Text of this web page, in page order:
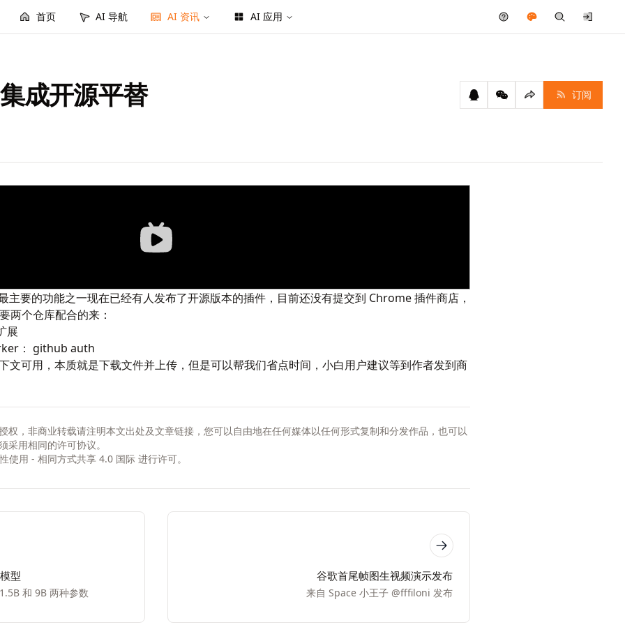
首页 AI 导航 AI 资讯 AI 应用
成开源平替 订阅
主要的功能之一现在已经有人发布了开源版本的插件，目前还没有提交到 Chrome 插件商店，
两个仓库配合的来：
展
： github auth
文可用，本质就是下载文件并上传，但是可以帮我们省点时间，小白用户建议等到作者发到商
权，非商业转载请注明本文出处及文章链接，您可以自由地在任何媒体以任何形式复制和分发作品，也可以
采用相同的许可协议。
使用 - 相同方式共享 4.0 国际进行许可。
型
和 9B 两种参数
谷歌首尾帧图生视频演示发布
来自 Space 小王子 @fffiloni 发布